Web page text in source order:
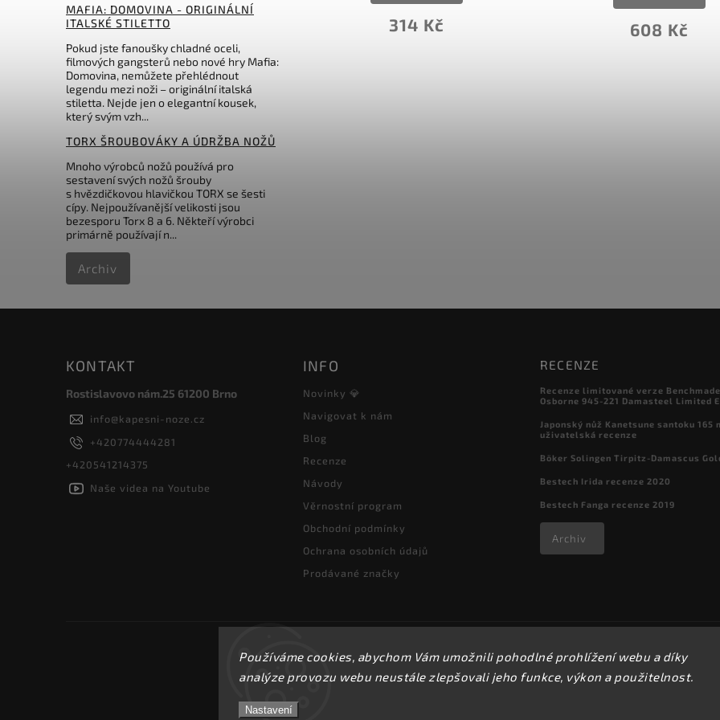
Používáme cookies, abychom Vám umožnili pohodlné prohlížení webu a díky
analýze provozu webu neustále zlepšovali jeho funkce, výkon a použitelnost.
Nastavení
MAFIA: DOMOVINA - ORIGINÁLNÍ
ITALSKÉ STILETTO
Pokud jste fanoušky chladné oceli,
filmových gangsterů nebo nové hry Mafia:
Domovina, nemůžete přehlédnout
legendu mezi noži – originální italská
stiletta. Nejde jen o elegantní kousek,
který svým vzh...
TORX ŠROUBOVÁKY A ÚDRŽBA NOŽŮ
Mnoho výrobců nožů používá pro
sestavení svých nožů šrouby
s hvězdičkovou hlavičkou TORX se šesti
cípy. Nejpoužívanější velikosti jsou
bezesporu Torx 8 a 6. Někteří výrobci
primárně používají n...
Archiv
KONTAKT
Rostislavovo nám.25 61200 Brno
info@kapesni-noze.cz
+420774444281
+420541214375
Naše videa na Youtube
INFO
Novinky 💎
Navigovat k nám
Blog
Recenze
Návody
Věrnostní program
Obchodní podmínky
Ochrana osobních údajů
Prodávané značky
RECENZE
Recenze limitované verze
Osborne 945-221 Damasteel Limited
Japonský nůž Kanetsune santoku 165
uživatelská recenze
Böker Solingen Tirpitz-Damascus
Bestech Irida recenze 2020
Bestech Fanga recenze 2019
Archiv
Copyright 2026kapesni-noze.cz . Všechna práva vyhrazena.
Upravit nastavení cookies